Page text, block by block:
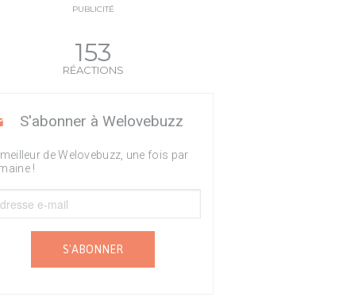
PUBLICITÉ
153
RÉACTIONS
S'abonner à Welovebuzz
meilleur de Welovebuzz, une fois par
!
S'ABONNER